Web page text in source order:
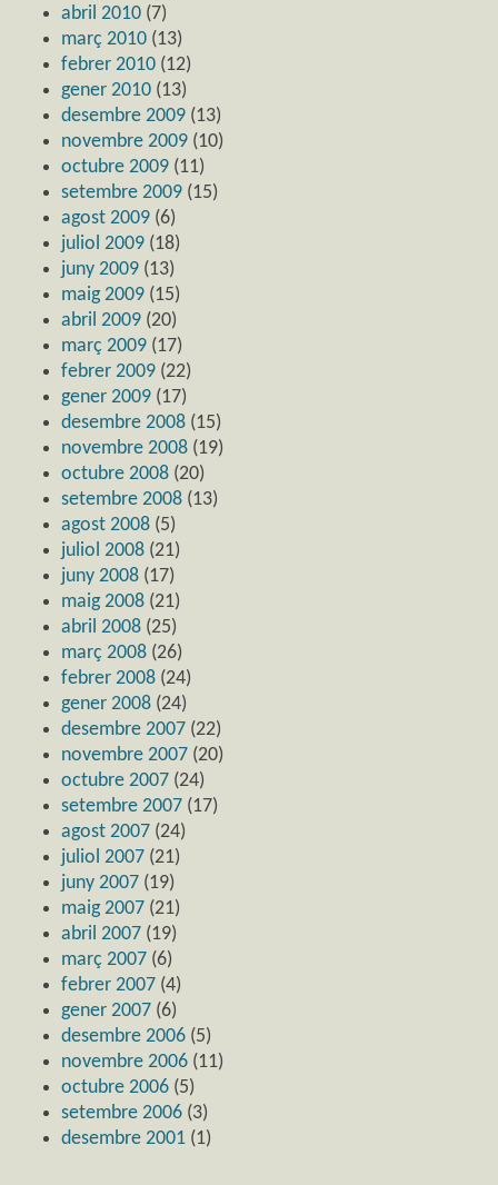
abril 2010 (7)
març 2010 (13)
febrer 2010 (12)
gener 2010 (13)
desembre 2009 (13)
novembre 2009 (10)
octubre 2009 (11)
setembre 2009 (15)
agost 2009 (6)
juliol 2009 (18)
juny 2009 (13)
maig 2009 (15)
abril 2009 (20)
març 2009 (17)
febrer 2009 (22)
gener 2009 (17)
desembre 2008 (15)
novembre 2008 (19)
octubre 2008 (20)
setembre 2008 (13)
agost 2008 (5)
juliol 2008 (21)
juny 2008 (17)
maig 2008 (21)
abril 2008 (25)
març 2008 (26)
febrer 2008 (24)
gener 2008 (24)
desembre 2007 (22)
novembre 2007 (20)
octubre 2007 (24)
setembre 2007 (17)
agost 2007 (24)
juliol 2007 (21)
juny 2007 (19)
maig 2007 (21)
abril 2007 (19)
març 2007 (6)
febrer 2007 (4)
gener 2007 (6)
desembre 2006 (5)
novembre 2006 (11)
octubre 2006 (5)
setembre 2006 (3)
desembre 2001 (1)